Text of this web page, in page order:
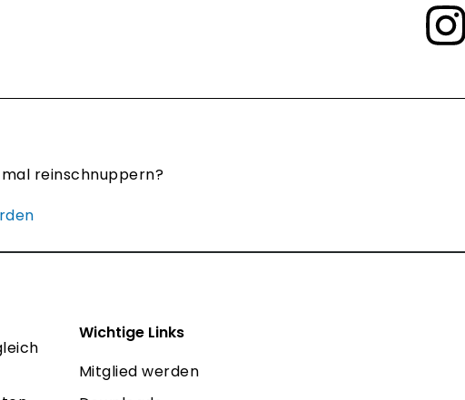
reinschnuppern?
Wichtige Links
Mitglied werden